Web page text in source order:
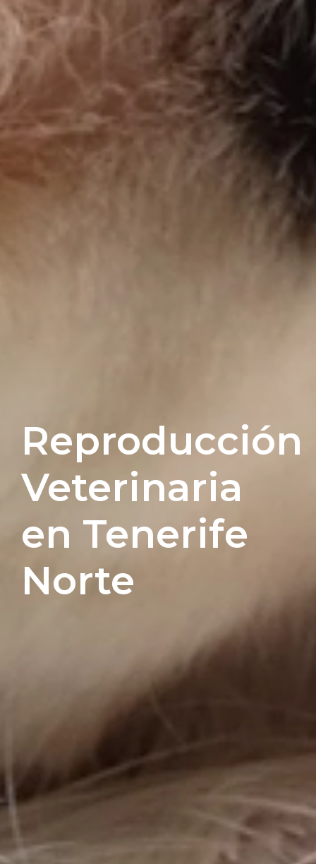
Reproducción
Veterinaria
en Tenerife
Norte